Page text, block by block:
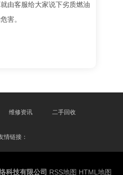
由客服给大家说下劣质燃油
害。
维修资讯 二手回收
情链接：
科技有限公司 RSS地图 HTML地图